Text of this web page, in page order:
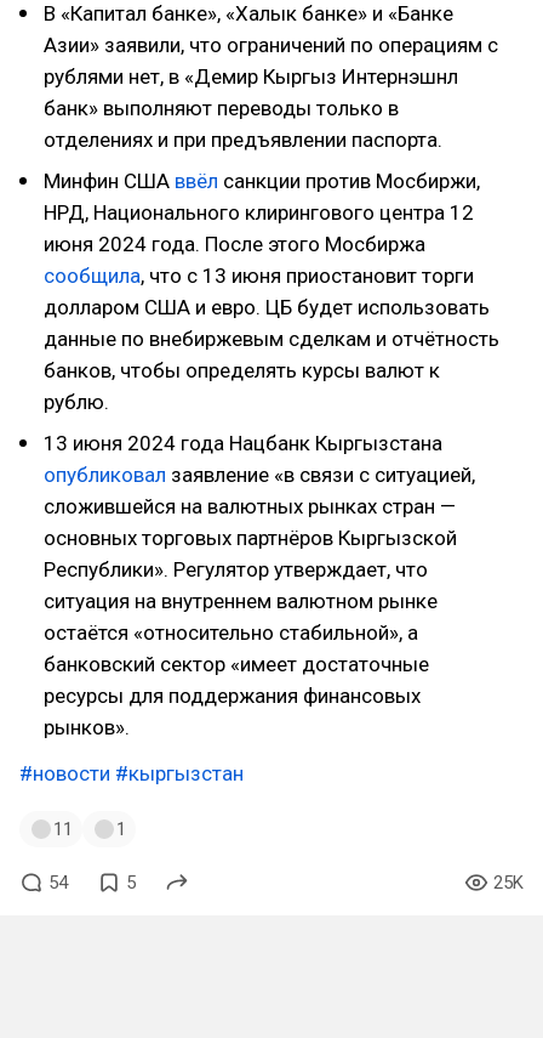
В «Капитал банке», «Халык банке» и «Банке
Азии» заявили, что ограничений по операциям с
рублями нет, в «Демир Кыргыз Интернэшнл
банк» выполняют переводы только в
отделениях и при предъявлении паспорта.
Минфин США ввёл санкции против Мосбиржи,
НРД, Национального клирингового центра 12
июня 2024 года. После этого Мосбиржа
сообщила, что с 13 июня приостановит торги
долларом США и евро. ЦБ будет использовать
данные по внебиржевым сделкам и отчётность
банков, чтобы определять курсы валют к
рублю.
13 июня 2024 года Нацбанк Кыргызстана
опубликовал заявление «в связи с ситуацией,
сложившейся на валютных рынках стран —
основных торговых партнёров Кыргызской
Республики». Регулятор утверждает, что
ситуация на внутреннем валютном рынке
остаётся «относительно стабильной», а
банковский сектор «имеет достаточные
ресурсы для поддержания финансовых
рынков».
#новости #кыргызстан
11 1
54 5 25K